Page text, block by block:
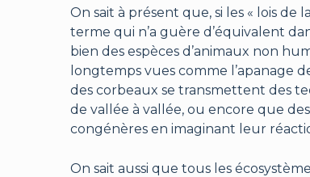
On sait à présent que, si les « lois de
terme qui n’a guère d’équivalent
bien des espèces d’animaux non
longtemps vues comme l’apanage
des corbeaux se transmettent des
de vallée à vallée, ou encore que
congénères en imaginant leur
On sait aussi que tous les